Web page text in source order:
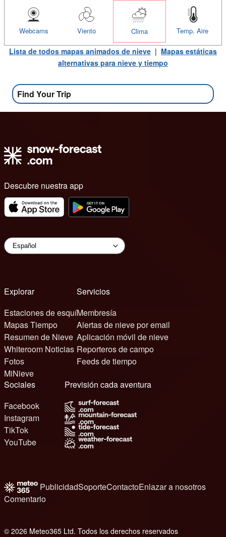
Temp. Aire
Clima
Viento
Webcams
Lista de todos mapas animados de nieve | Mapas estáticas
alternativas para nieve y tiempo
Find Your Trip
Descubre nuestra app
Explorar
Estaciones de esquí
Mapas Tiempo
Resumen de Nieve
Whiteroom Noticias
Fotos
MiNieve
Servicios
Membresía
Alertas de nieve por email
Aplicación móvil de nieve
Reporteros de campo
Feeds de tiempo
Sociales
Facebook
Instagram
TikTok
YouTube
Previsión cada aventura
PublicidadSoporteContactoEnlazar a nosotros
Comentario
© 2026 Meteo365 Ltd. Todos los derechos reservados